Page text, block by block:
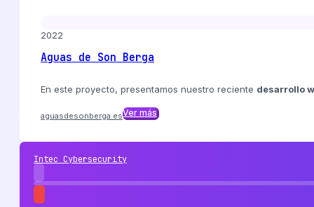
2022
Aguas de Son Berga
En este proyecto, presentamos nuestro reciente desarrollo
aguasdesonberga.esVer más
Intec Cybersecurity